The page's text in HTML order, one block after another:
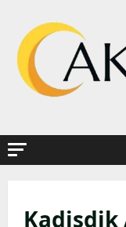
content
Kadisdik